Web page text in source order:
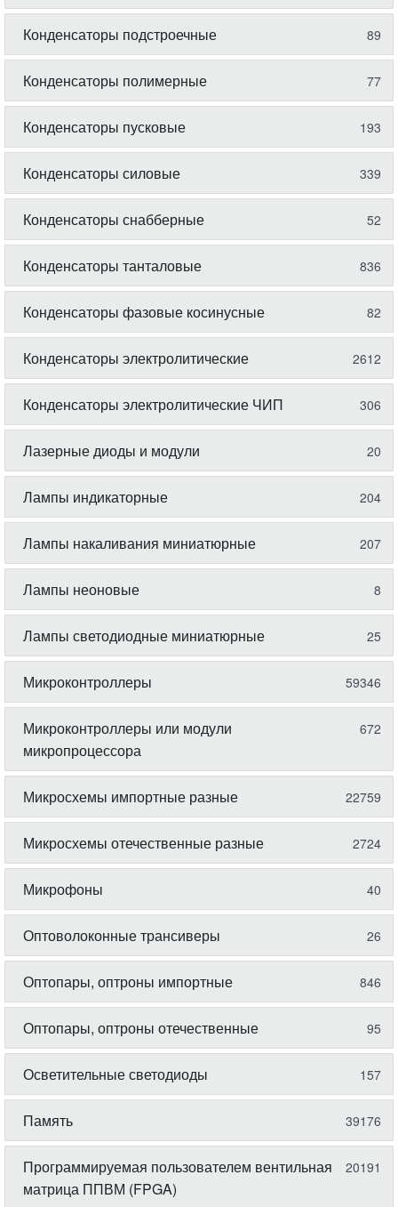
Конденсаторы подстроечные 89
Конденсаторы полимерные 77
Конденсаторы пусковые 193
Конденсаторы силовые 339
Конденсаторы снабберные 52
Конденсаторы танталовые 836
Конденсаторы фазовые косинусные 82
Конденсаторы электролитические 2612
Конденсаторы электролитические ЧИП 306
Лазерные диоды и модули 20
Лампы индикаторные 204
Лампы накаливания миниатюрные 207
Лампы неоновые 8
Лампы светодиодные миниатюрные 25
Микроконтроллеры 59346
Микроконтроллеры или модули
микропроцессора
672
Микросхемы импортные разные 22759
Микросхемы отечественные разные 2724
Микрофоны 40
Оптоволоконные трансиверы 26
Оптопары, оптроны импортные 846
Оптопары, оптроны отечественные 95
Осветительные светодиоды 157
Память 39176
Программируемая пользователем вентильная
матрица ППВМ (FPGA)
20191